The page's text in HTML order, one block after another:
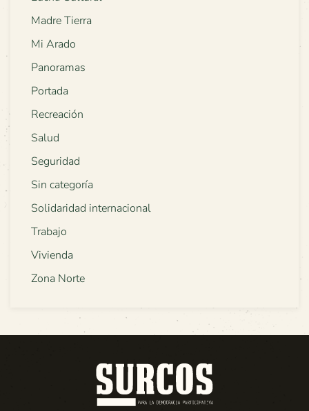
Madre Tierra
Mi Arado
Panoramas
Portada
Recreación
Salud
Seguridad
Sin categoría
Solidaridad internacional
Trabajo
Vivienda
Zona Norte